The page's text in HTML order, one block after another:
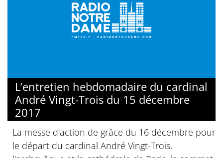
L’entretien hebdomadaire du cardinal
André Vingt-Trois du 15 décembre
2017
La messe d'action de grâce du 16 décembre pour
le départ du cardinal André Vingt-Trois,